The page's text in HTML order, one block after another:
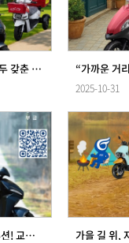
퍼포먼스와 안정성을 모두 갖춘 이동을 완성합니다. ⚡
2025-10-31
친환경 전기 이륜차 이루션! 교체형 배터리 시스템으로 언제나 간편하게 충전!